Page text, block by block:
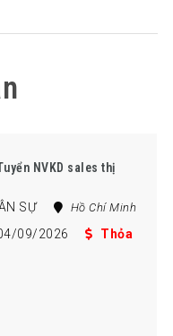
NVKD sales thị
SỰ
Hồ Chí Minh
09/2026
Thỏa